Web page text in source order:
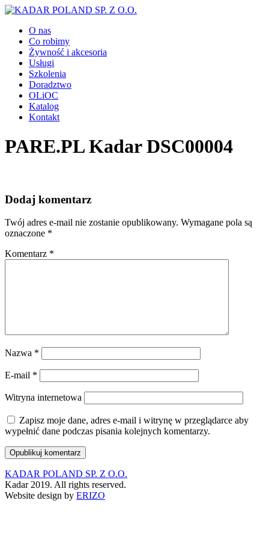
O nas
Co robimy
Żywność i akcesoria
Usługi
Szkolenia
Doradztwo
OLiOC
Katalog
Kontakt
PARE.PL Kadar DSC00004
Dodaj komentarz
Twój adres e-mail nie zostanie opublikowany. Wymagane pola są
oznaczone *
Komentarz *
Nazwa *
E-mail *
Witryna internetowa
Zapisz moje dane, adres e-mail i witrynę w przeglądarce aby
wypełnić dane podczas pisania kolejnych komentarzy.
KADAR POLAND SP. Z O.O.
Kadar 2019. All rights reserved.
Website design by ERIZO